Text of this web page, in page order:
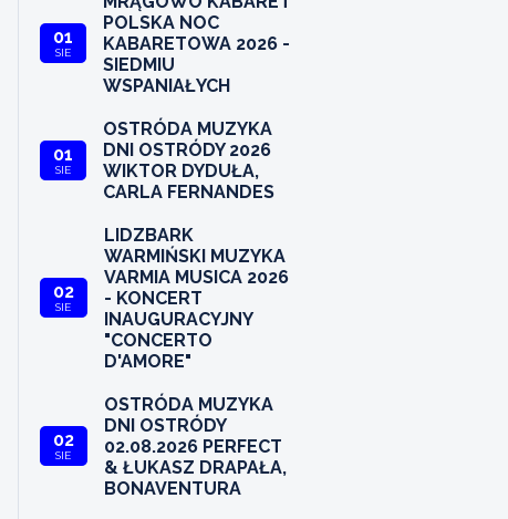
01
SIE
POLSKA NOC
KABARETOWA 2026 -
SIEDMIU
WSPANIAŁYCH
01
SIE
OSTRÓDA MUZYKA
DNI OSTRÓDY 2026
WIKTOR DYDUŁA,
CARLA FERNANDES
02
SIE
LIDZBARK
WARMIŃSKI MUZYKA
VARMIA MUSICA 2026
- KONCERT
INAUGURACYJNY
"CONCERTO
D'AMORE"
02
SIE
OSTRÓDA MUZYKA
DNI OSTRÓDY
02.08.2026 PERFECT
& ŁUKASZ DRAPAŁA,
BONAVENTURA